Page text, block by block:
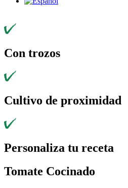
Con trozos
Cultivo de proximidad
Personaliza tu receta
Tomate Cocinado